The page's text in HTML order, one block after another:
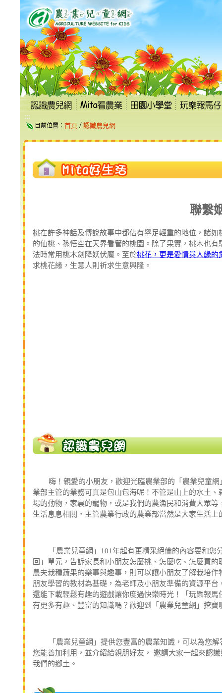
跳
到
主
要
內
容
區
塊
:::
目前位置： 首頁 / 認識農兒網
聯繫
桃在許多神話及傳說故事中都佔有舉足輕重的地位，諸如
的仙桃、孫悟空在天界看管的桃園。除了果實，桃木也有
法時常用桃木劍降妖伏魔。至於桃花，更是愛情與人緣的
求桃花緣，生意人則祈求生意興隆。
嗨！親愛的小朋友，歡迎光臨農業部的「農業兒童網
業部主管的業務可真是包山包海呢！不管是山上的水土
場的動物，家裏的寵物，或是我們的農漁民和消費大眾
生活息息相關，主管農業行政的農業部當然是大家生活上
「農業兒童網」101年起有更精采絕倫的內容要和您
回」單元，告訴家長和小朋友怎麼挑、怎麼吃、怎麼買
農夫栽種蔬果的樂事與趣事，則可以讓小朋友了解栽培
朋友學習的教材為基礎，為老師及小朋友準備的資源平
還能下載輕鬆有趣的遊戲讓你度過快樂時光！「玩樂報
有更多有趣、豐富的知識嗎？歡迎到「農業兒童網」挖寶
「農業兒童網」提供您豐富的農業知識，可以為您解
您能善加利用，並介紹給親朋好友， 邀請大家一起來認
我們的鄉土。